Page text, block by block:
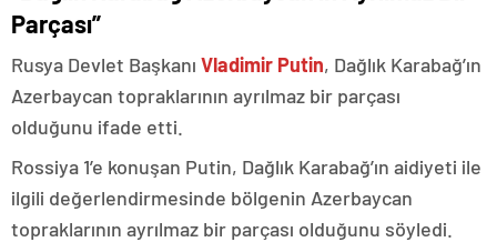
Parçası”
Rusya Devlet Başkanı Vladimir Putin, Dağlık Karabağ’ın
Azerbaycan topraklarının ayrılmaz bir parçası
olduğunu ifade etti.
Rossiya 1’e konuşan Putin, Dağlık Karabağ’ın aidiyeti ile
ilgili değerlendirmesinde bölgenin Azerbaycan
topraklarının ayrılmaz bir parçası olduğunu söyledi.